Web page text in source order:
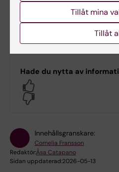
CLINTEC PU Ekonomi
E-post:
pu-ekonomi@clintec.ki.se
Hade du nytta av
Innehållsgranskare:
Cornelia Fransson
Redaktör:Åsa Catapano
Sidan uppdaterad:2026-05-13
Tillåt mina
Tillåt